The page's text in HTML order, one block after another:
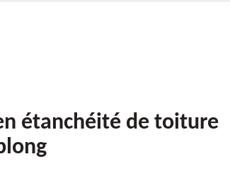
étanchéité de toiture